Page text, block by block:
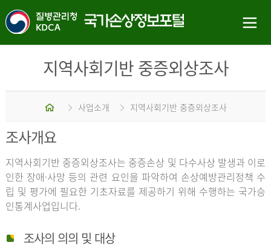
지역사회기반 중증외상조사
홈 사업소개 지역사회기반 중증외상조사
조사개요
지역사회기반 중증외상조사는 중증손상 및 다수사상 발생과 이로
인한 장애·사망 등의 관련 요인을 파악하여 손상예방관리정책 수
립 및 평가에 필요한 기초자료를 제공하기 위해 수행하는 국가승
인통계사업입니다.
조사의 의의 및 대상